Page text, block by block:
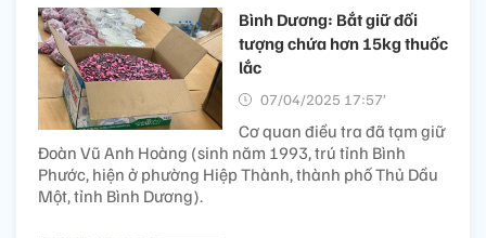
Bình Dương: Bắt giữ đối
tượng chứa hơn 15kg thuốc
lắc
07/04/2025 17:57’
Cơ quan điều tra đã tạm giữ
Đoàn Vũ Anh Hoàng (sinh năm 1993, trú tỉnh Bình
Phước, hiện ở phường Hiệp Thành, thành phố Thủ Dầu
Một, tỉnh Bình Dương).